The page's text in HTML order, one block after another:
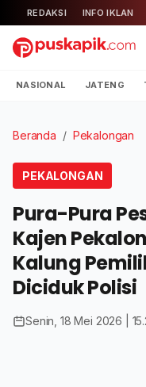
REDAKSI INFO IKLAN
NASIONAL JATENG
Beranda / Pekalongan
PEKALONGAN
Pura-Pura
Kajen
Kalung
Diciduk Polisi
Senin, 18 Mei 2026 |